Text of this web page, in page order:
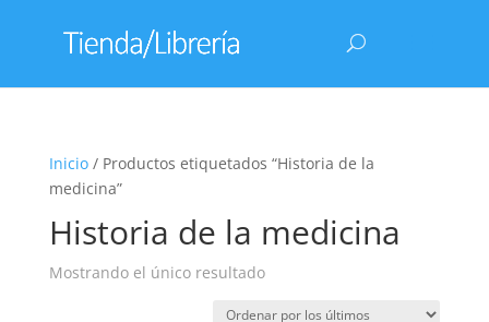
Inicio/ Productos etiquetados “Historia de la
medicina”
Historia de la medicina
Mostrando el único resultado